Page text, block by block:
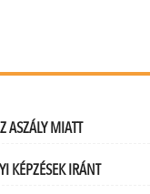
ASZÁLY MIATT
KÉPZÉSEK IRÁNT